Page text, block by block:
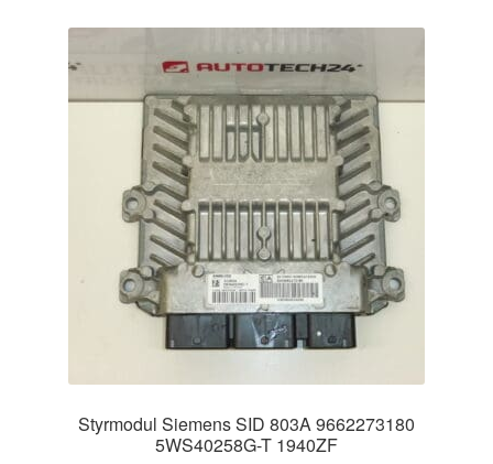
Kontakt
Reklamationsprocedur
Styrmodul Siemens SID 803A 9662273180
5WS40258G-T 1940ZF